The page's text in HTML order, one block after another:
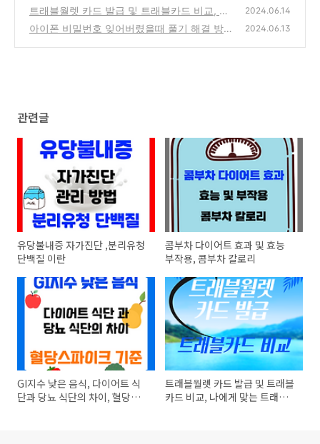
의 차이, 혈당스파이크 기준
(0)
트래블월렛 카드 발급 및 트래블카드 비교, 나
에게 맞는 트래블카드 찾기
(0)
2024.06.14
아이폰 비밀번호 잊어버렸을때 풀기 해결 방
2024.06.13
관련글
유당불내증 자가진단 ,분리유청
단백질 이란
콤부차 다이어트 효과 및 효능
부작용, 콤부차 칼로리
GI지수 낮은 음식, 다이어트 식
단과 당뇨 식단의 차이, 혈당스
트래블월렛 카드 발급 및 트래블
카드 비교, 나에게 맞는 트래블